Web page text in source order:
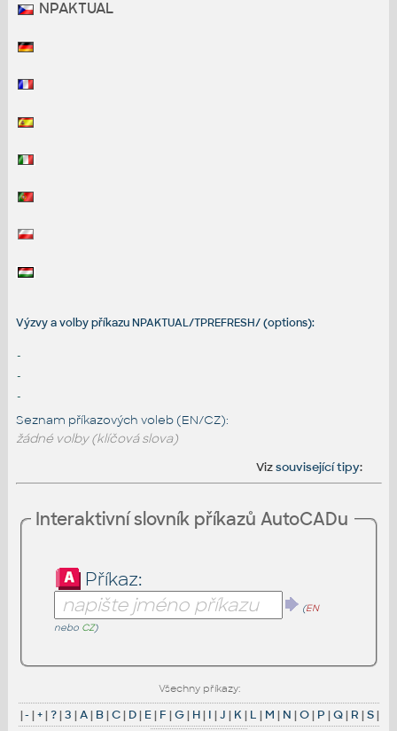
NPAKTUAL
Výzvy a volby příkazu NPAKTUAL/TPREFRESH/ (options):
-
-
-
Seznam příkazových voleb (EN/CZ):
žádné volby (klíčová slova)
Vizsouvisející tipy:
Interaktivní slovník příkazů AutoCADu
Příkaz:
(EN
nebo CZ)
Všechny příkazy:
|- |+|?|3 |A| B|C| D| E| F |G| H| I |J | K| L | M | N |O| P |Q| R |S|